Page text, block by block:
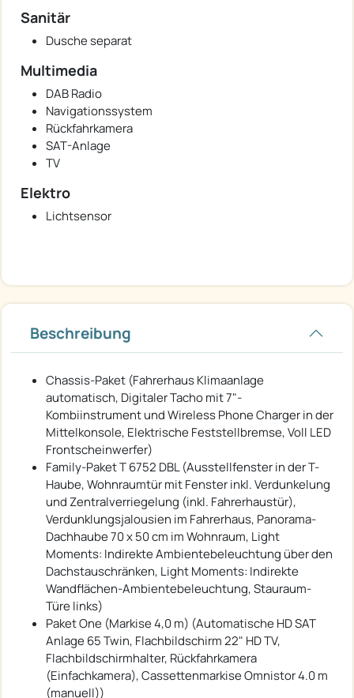
Sanitär
Dusche separat
Multimedia
DAB Radio
Navigationssystem
Rückfahrkamera
SAT-Anlage
TV
Elektro
Lichtsensor
Beschreibung
Chassis-Paket (Fahrerhaus Klimaanlage
automatisch, Digitaler Tacho mit 7"-
Kombiinstrument und Wireless Phone Charger in der
Mittelkonsole, Elektrische Feststellbremse, Voll LED
Frontscheinwerfer)
Family-Paket T 6752 DBL (Ausstellfenster in der T-
Haube, Wohnraumtür mit Fenster inkl. Verdunkelung
und Zentralverriegelung (inkl. Fahrerhaustür),
Verdunklungsjalousien im Fahrerhaus, Panorama-
Dachhaube 70 x 50 cm im Wohnraum, Light
Moments: Indirekte Ambientebeleuchtung über den
Dachstauschränken, Light Moments: Indirekte
Wandflächen-Ambientebeleuchtung, Stauraum-
Türe links)
Paket One (Markise 4,0 m) (Automatische HD SAT
Anlage 65 Twin, Flachbildschirm 22" HD TV,
Flachbildschirmhalter, Rückfahrkamera
(Einfachkamera), Cassettenmarkise Omnistor 4.0 m
(manuell))